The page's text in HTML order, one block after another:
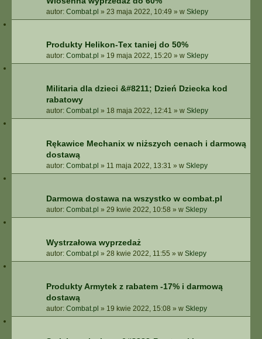
autor: Combat.pl » 23 maja 2022, 10:49 » w Sklepy
Produkty Helikon-Tex taniej do 50%
autor: Combat.pl » 19 maja 2022, 15:20 » w Sklepy
Militaria dla dzieci &#8211; Dzień Dziecka kod
rabatowy
autor: Combat.pl » 18 maja 2022, 12:41 » w Sklepy
Rękawice Mechanix w niższych cenach i darmową
dostawą
autor: Combat.pl » 11 maja 2022, 13:31 » w Sklepy
Darmowa dostawa na wszystko w combat.pl
autor: Combat.pl » 29 kwie 2022, 10:58 » w Sklepy
Wystrzałowa wyprzedaż
autor: Combat.pl » 28 kwie 2022, 11:55 » w Sklepy
Produkty Armytek z rabatem -17% i darmową
dostawą
autor: Combat.pl » 19 kwie 2022, 15:08 » w Sklepy